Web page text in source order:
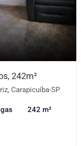
242m²
Carapicuíba-SP
242 m²